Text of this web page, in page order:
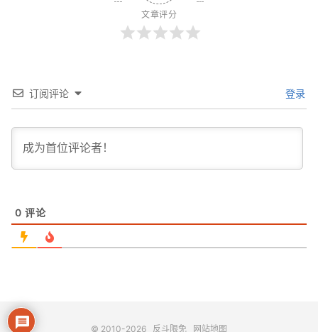
文章评分
订阅评论 登录
0 评论
© 2010-2026 反斗限免 网站地图